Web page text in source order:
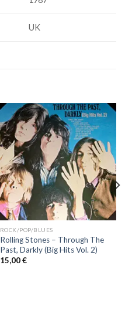
UK
ROCK/POP/BLUES
Rolling Stones – Through The
Past, Darkly (Big Hits Vol. 2)
15,00€